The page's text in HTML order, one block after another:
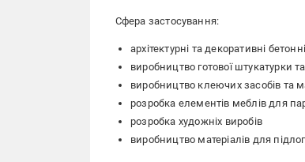
Сфера застосування:
архітектурні та декоративні
виробництво готової штукатурки
виробництво клеючих засобів та
розробка елементів меблів для
розробка художніх виробів
виробництво матеріалів для